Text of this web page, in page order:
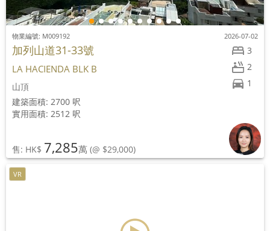
3
2
1
物業編號: M009192 2026-07-02
加列山道31-33號
LA HACIENDA BLK B
山頂
建築面積: 2700 呎
實用面積: 2512 呎
售: HK$ 7,285萬 (@ $29,000)
VR